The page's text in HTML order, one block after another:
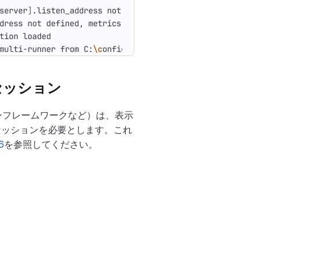
] .listen_address not defined, session endpoints disabled
not defined, metrics
Configuration loaded
runner from C:\config.toml...
ション
レームワークなど）は、表示
ションを必要とします。これ
を参照してください。